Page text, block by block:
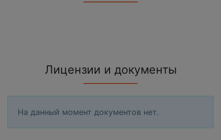
Лицензии и документы
На данный момент документов нет.